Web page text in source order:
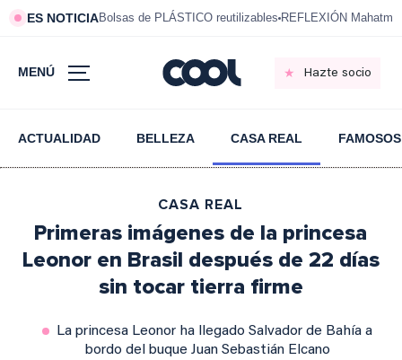
ES NOTICIABolsas de PLÁSTICO reutilizables REFLEXIÓN
MENÚ Hazte socio
ACTUALIDAD BELLEZA CASA REAL FAMOSOS
CASA REAL
Primeras imágenes de la princesa
Leonor en Brasil después de 22 días
sin tocar tierra firme
La princesa Leonor ha llegado Salvador de Bahía a
bordo del buque Juan Sebastián Elcano